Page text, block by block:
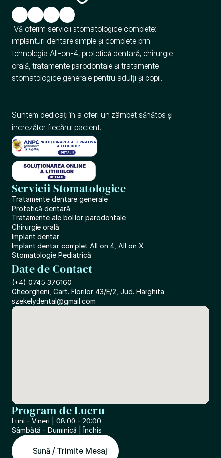
implanturi dentare simple și complete prin
tehnologia All-on-4, protetică dentară, chirurgie
orală, tratamente parodontale și tratamente
stomatologice generale pentru adulți și copii.
Suntem dedicați în a oferi un zâmbet sănătos și
încrezător fiecărui pacient.
Servicii Stomatologice
Tratamente dentare generale
Proteticǎ dentarǎ
Tratamente ale bolilor parodontale
Chirurgie orală
Implant dentar
Implant dentar complet All on 4, All on X
Stomatologie Pediatrică
Date de Contact
(+4) 0745 376160
Gheorgheni, Cart. Florilor 43/E/2, Jud. Harghita
szekelydental@gmail.com
Program de Lucru
Luni - Vineri | 08:00 - 20:00
Sâmbătă - Duminică | Închis
Sună / Trimite Mesaj